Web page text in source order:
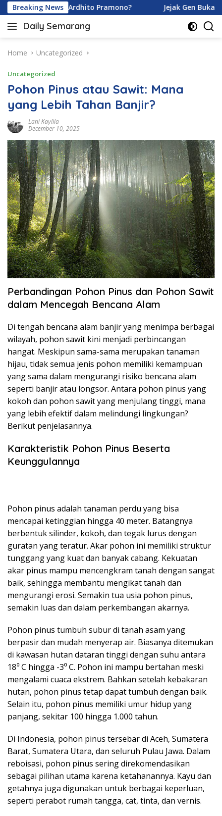
Skip
to
content
Breaking News
dan Ardhito Pramono? Jejak Gen Buka
Daily Semarang
"Semarang
Ini:
Terkini
untuk
Anda"
Home Uncategorized
Uncategorized
Pohon Pinus atau Sawit: Mana
yang Lebih Tahan Banjir?
Lani Kaylila
December 10, 2025
Perbandingan Pohon Pinus dan Pohon Sawit
dalam Mencegah Bencana Alam
Di tengah bencana alam banjir yang menimpa berbagai
wilayah, pohon sawit kini menjadi perbincangan
hangat. Meskipun sama-sama merupakan tanaman
hijau, tidak semua jenis pohon memiliki kemampuan
yang sama dalam mengurangi risiko bencana alam
seperti banjir atau longsor. Antara pohon pinus yang
kokoh dan pohon sawit yang menjulang tinggi, mana
yang lebih efektif dalam melindungi lingkungan?
Berikut penjelasannya.
Karakteristik Pohon Pinus Beserta
Keunggulannya
Pohon pinus adalah tanaman perdu yang bisa
mencapai ketinggian hingga 40 meter. Batangnya
berbentuk silinder, kokoh, dan tegak lurus dengan
guratan yang teratur. Akar pohon ini memiliki struktur
tunggang yang kuat dan banyak cabang. Kekuatan
akar pinus mampu mencengkram tanah dengan sangat
baik, sehingga membantu mengikat tanah dan
mengurangi erosi. Semakin tua usia pohon pinus,
semakin luas dan dalam perkembangan akarnya.
Pohon pinus tumbuh subur di tanah asam yang
berpasir dan mudah menyerap air. Biasanya ditemukan
di kawasan hutan dataran tinggi dengan suhu antara
18⁰ C hingga -3⁰ C. Pohon ini mampu bertahan meski
mengalami cuaca ekstrem. Bahkan setelah kebakaran
hutan, pohon pinus tetap dapat tumbuh dengan baik.
Selain itu, pohon pinus memiliki umur hidup yang
panjang, sekitar 100 hingga 1.000 tahun.
Di Indonesia, pohon pinus tersebar di Aceh, Sumatera
Barat, Sumatera Utara, dan seluruh Pulau Jawa. Dalam
reboisasi, pohon pinus sering direkomendasikan
sebagai pilihan utama karena ketahanannya. Kayu dan
getahnya juga digunakan untuk berbagai keperluan,
seperti perabot rumah tangga, cat, tinta, dan vernis.